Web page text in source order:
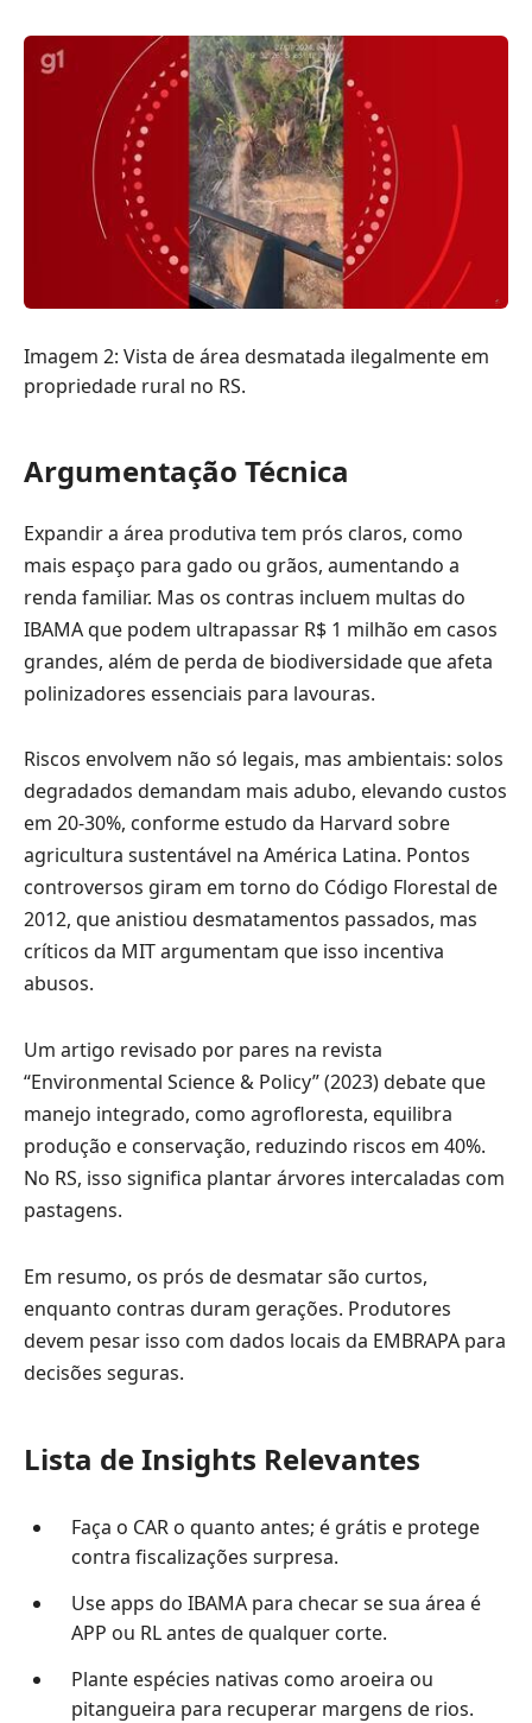
Imagem 2: Vista de área desmatada ilegalmente em
propriedade rural no RS.
Argumentação Técnica
Expandir a área produtiva tem prós claros, como
mais espaço para gado ou grãos, aumentando a
renda familiar. Mas os contras incluem multas do
IBAMA que podem ultrapassar R$ 1 milhão em casos
grandes, além de perda de biodiversidade que afeta
polinizadores essenciais para lavouras.
Riscos envolvem não só legais, mas ambientais: solos
degradados demandam mais adubo, elevando custos
em 20-30%, conforme estudo da Harvard sobre
agricultura sustentável na América Latina. Pontos
controversos giram em torno do Código Florestal de
2012, que anistiou desmatamentos passados, mas
críticos da MIT argumentam que isso incentiva
abusos.
Um artigo revisado por pares na revista
“Environmental Science & Policy” (2023) debate que
manejo integrado, como agrofloresta, equilibra
produção e conservação, reduzindo riscos em 40%.
No RS, isso significa plantar árvores intercaladas com
pastagens.
Em resumo, os prós de desmatar são curtos,
enquanto contras duram gerações. Produtores
devem pesar isso com dados locais da EMBRAPA para
decisões seguras.
Lista de Insights Relevantes
Faça o CAR o quanto antes; é grátis e protege
contra fiscalizações surpresa.
Use apps do IBAMA para checar se sua área é
APP ou RL antes de qualquer corte.
Plante espécies nativas como aroeira ou
pitangueira para recuperar margens de rios.